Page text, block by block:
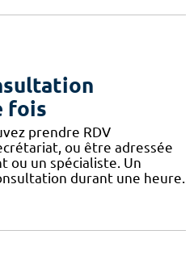
fois
prendre RDV
ou être adressée
ou un spécialiste. Un
durant une heure.